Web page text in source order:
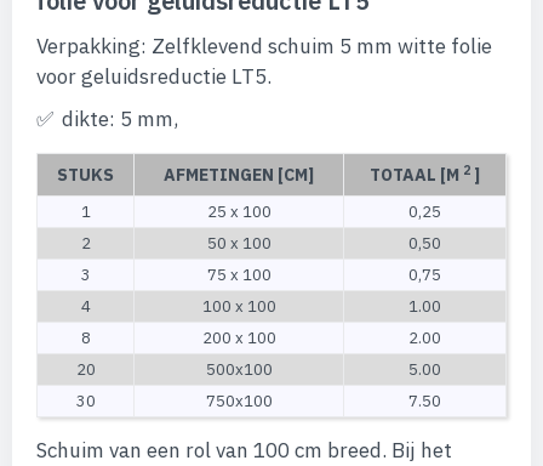
begin
afbeeldingen-
Verpakking: Zelfklevend schuim 5 mm witte folie
voor geluidsreductie LT5.
dikte: 5 mm,
STUKS AFMETINGEN [CM] TOTAAL [M 2 ]
1 25 x 100
0,25
2
50 x 100
0,50
3
75 x 100
0,75
4
100 x 100
1.00
8
200 x 100
2.00
20
500x100
5.00
30
750x100 7.50
Schuim van een rol van 100 cm breed. Bij het